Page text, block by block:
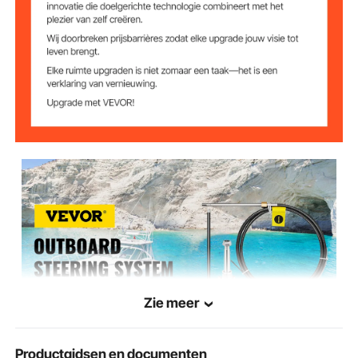
Zie meer
Productgidsen en documenten